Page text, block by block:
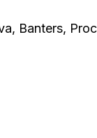
Banters,